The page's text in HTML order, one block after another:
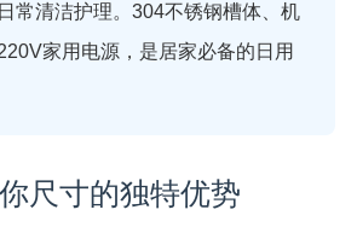
常清洁护理。304不锈钢槽体、机
家用电源，是居家必备的日用
尺寸的独特优势